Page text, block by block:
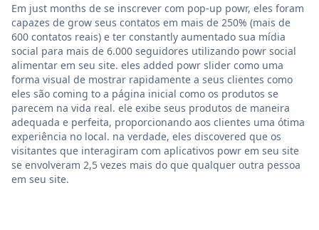
Em just months de se inscrever com pop-up powr, eles foram
capazes de grow seus contatos em mais de 250% (mais de
600 contatos reais) e ter constantly aumentado sua mídia
social para mais de 6.000 seguidores utilizando powr social
alimentar em seu site. eles added powr slider como uma
forma visual de mostrar rapidamente a seus clientes como
eles são coming to a página inicial como os produtos se
parecem na vida real. ele exibe seus produtos de maneira
adequada e perfeita, proporcionando aos clientes uma ótima
experiência no local. na verdade, eles discovered que os
visitantes que interagiram com aplicativos powr em seu site
se envolveram 2,5 vezes mais do que qualquer outra pessoa
em seu site.